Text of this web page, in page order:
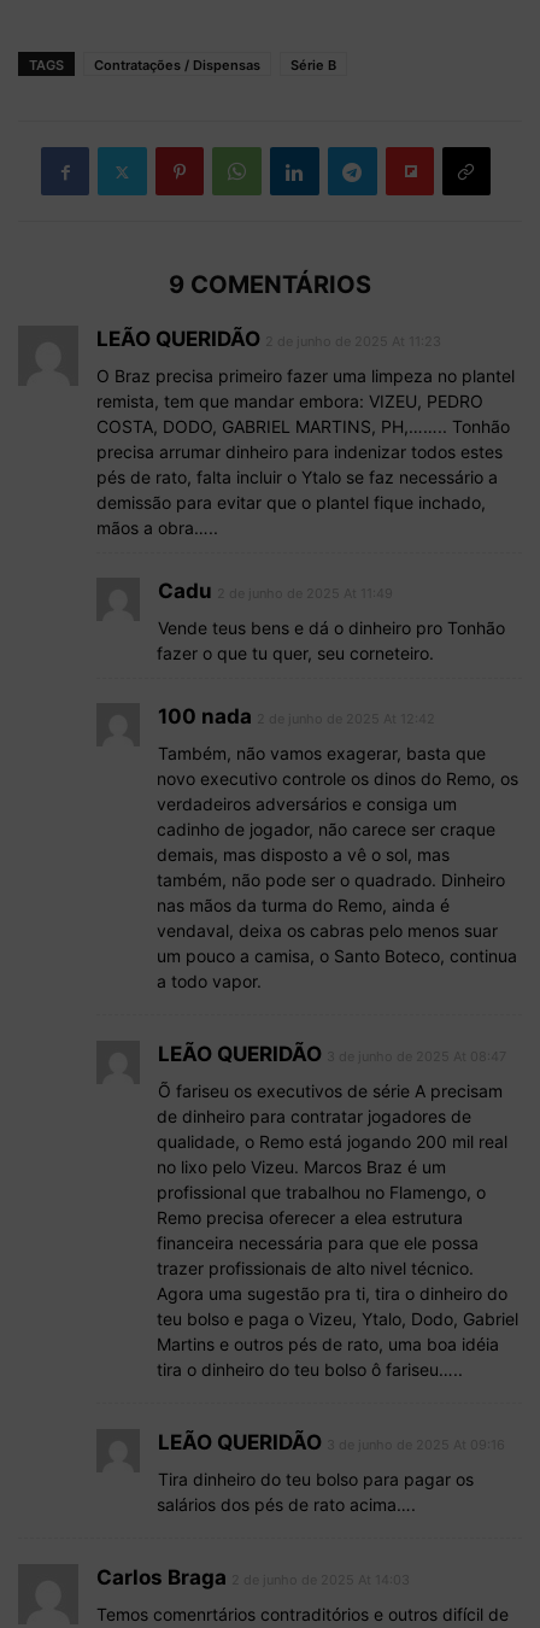
TAGS Contratações / Dispensas Série B
9 COMENTÁRIOS
LEÃO QUERIDÃO
O Braz precisa primeiro fazer uma limpeza no plantel
remista, tem que mandar embora: VIZEU, PEDRO
COSTA, DODO, GABRIEL MARTINS, PH,…….. Tonhão
precisa arrumar dinheiro para indenizar todos estes
pés de rato, falta incluir o Ytalo se faz necessário a
demissão para evitar que o plantel fique inchado,
mãos a obra…..
Cadu
Vende teus bens e dá o dinheiro pro Tonhão
fazer o que tu quer, seu corneteiro.
100 nada
Também, não vamos exagerar, basta que
novo executivo controle os dinos do Remo, os
verdadeiros adversários e consiga um
cadinho de jogador, não carece ser craque
demais, mas disposto a vê o sol, mas
também, não pode ser o quadrado. Dinheiro
nas mãos da turma do Remo, ainda é
vendaval, deixa os cabras pelo menos suar
um pouco a camisa, o Santo Boteco, continua
a todo vapor.
LEÃO QUERIDÃO
Õ fariseu os executivos de série A precisam
de dinheiro para contratar jogadores de
qualidade, o Remo está jogando 200 mil real
no lixo pelo Vizeu. Marcos Braz é um
profissional que trabalhou no Flamengo, o
Remo precisa oferecer a elea estrutura
financeira necessária para que ele possa
trazer profissionais de alto nivel técnico.
Agora uma sugestão pra ti, tira o dinheiro do
teu bolso e paga o Vizeu, Ytalo, Dodo, Gabriel
Martins e outros pés de rato, uma boa idéia
tira o dinheiro do teu bolso ô fariseu…..
LEÃO QUERIDÃO
Tira dinheiro do teu bolso para pagar os
salários dos pés de rato acima….
Carlos Braga
Temos comenrtários contraditórios e outros difícil de